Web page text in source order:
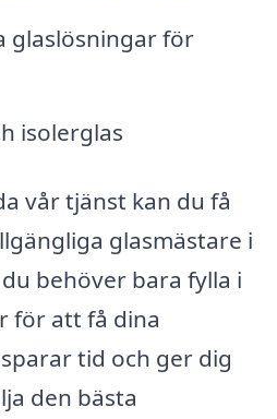
glaslösningar för
isolerglas
vår tjänst kan du få
glasmästare i
behöver bara fylla i
för att få dina
tid och ger dig
den bästa